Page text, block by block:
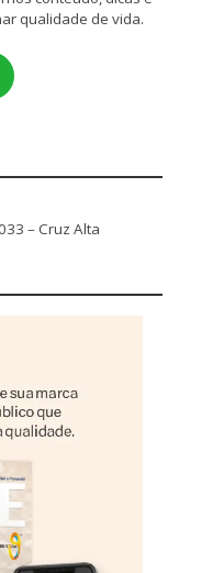
qualidade de vida.
– Cruz Alta